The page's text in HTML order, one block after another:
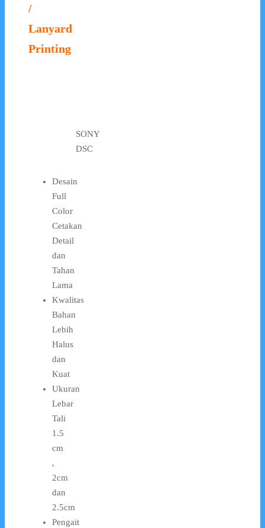
/
Lanyard
Printing
SONY
DSC
Desain
Full
Color
Cetakan
Detail
dan
Tahan
Lama
Kwalitas
Bahan
Lebih
Halus
dan
Kuat
Ukuran
Lebar
Tali
1.5
cm
,
2cm
dan
2.5cm
Pengait